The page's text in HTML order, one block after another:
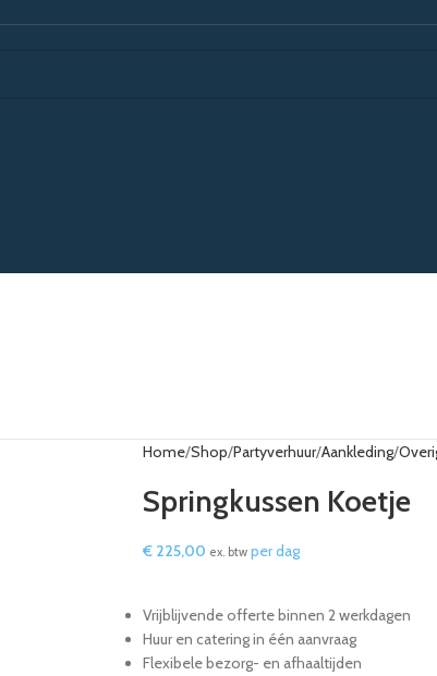
Home Shop Partyverhuur Aankleding
Springkussen Koetje
€225,00 ex. btwper dag
Vrijblijvende offerte binnen 2 werkdagen
Huur en catering in één aanvraag
Flexibele bezorg- en afhaaltijden